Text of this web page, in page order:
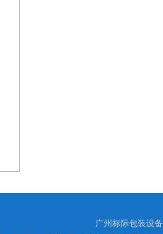
广州标际包装设